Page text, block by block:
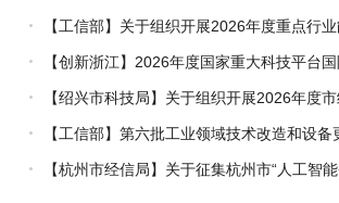
【工信部】关于组织开展2026年度重点行
企业推荐工作的通知
【创新浙江】2026年度国家重大科技平台
究专项（试点）项目指南
【绍兴市科技局】关于组织开展2026年度
报工作的通知
【工信部】第六批工业领域技术改造和设备
报工作启动
【杭州市经信局】关于征集杭州市“人工智